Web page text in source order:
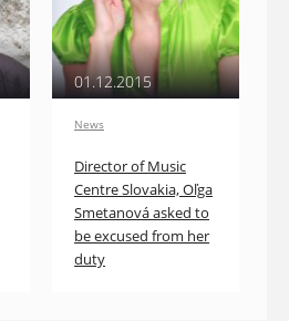
01.12.2015
News
Director of Music
Centre Slovakia, Oľga
Smetanová asked to
be excused from her
duty